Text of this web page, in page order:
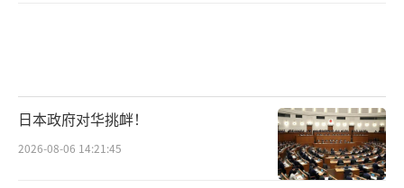
日本政府对华挑衅！
2026-08-06 14:21:45